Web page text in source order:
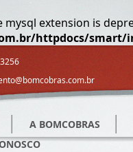
mysql extension is
httpdocs/smart/
A BOMCOBRAS